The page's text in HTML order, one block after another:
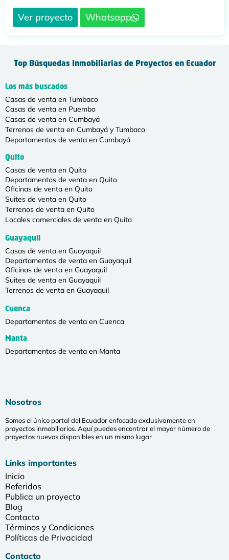
Ver proyecto Whatsapp
Top Búsquedas Inmobiliarias de Proyectos en Ecuador
Los más buscados
Casas de venta en Tumbaco
Casas de venta en Puembo
Casas de venta en Cumbayá
Terrenos de venta en Cumbayá y Tumbaco
Departamentos de venta en Cumbayá
Quito
Casas de venta en Quito
Departamentos de venta en Quito
Oficinas de venta en Quito
Suites de venta en Quito
Terrenos de venta en Quito
Locales comerciales de venta en Quito
Guayaquil
Casas de venta en Guayaquil
Departamentos de venta en Guayaquil
Oficinas de venta en Guayaquil
Suites de venta en Guayaquil
Terrenos de venta en Guayaquil
Cuenca
Departamentos de venta en Cuenca
Manta
Departamentos de venta en Manta
Nosotros
Somos el único portal del Ecuador enfocado exclusivamente en
proyectos inmobiliarios. Aquí puedes encontrar el mayor número de
proyectos nuevos disponibles en un mismo lugar
Links importantes
Inicio
Referidos
Publica un proyecto
Blog
Contacto
Términos y Condiciones
Políticas de Privacidad
Contacto